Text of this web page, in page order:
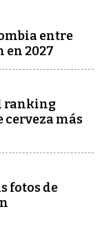
entre
en 2027
ranking
cerveza más
fotos de